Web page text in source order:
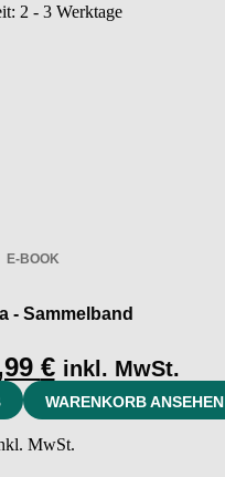
2 - 3 Werktage
E-BOOK
- Sammelband
€Aktueller
Preis
ist:
inkl. MwSt.
WARENKORB ANSEHEN
MwSt.